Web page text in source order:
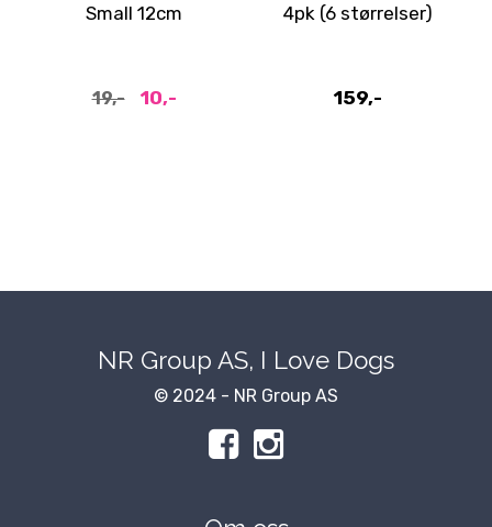
Small 12cm
19,- 10,-
4pk (6 størrelser)
159,-
NR Group AS, I Love Dogs
© 2024 - NR Group AS